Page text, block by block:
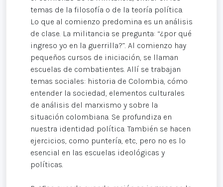
temas de la filosofía o de la teoría política.
Lo que al comienzo predomina es un análisis
de clase. La militancia se pregunta: “¿por qué
ingreso yo en la guerrilla?”. Al comienzo hay
pequeños cursos de iniciación, se llaman
escuelas de combatientes. Allí se trabajan
temas sociales: historia de Colombia, cómo
entender la sociedad, elementos culturales
de análisis del marxismo y sobre la
situación colombiana. Se profundiza en
nuestra identidad política. También se hacen
ejercicios, como puntería, etc, pero no es lo
esencial en las escuelas ideológicas y
políticas.